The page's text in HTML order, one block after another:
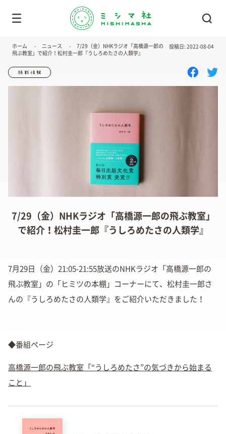
ホーム ニュース
7/29（金）NHKラジオ「高橋源一郎の
飛ぶ教室」で紹介！松村圭一郎『うしろめたさの人類学』
投稿日: 2022-08-04
7/29（金）NHKラジオ「高橋源一郎の飛ぶ教室」
で紹介！松村圭一郎『うしろめたさの人類学』
7月29日（金）21:05-21:55放送のNHKラジオ「高橋源一郎の
飛ぶ教室」の「ヒミツの本棚」コーナーにて、松村圭一郎さ
んの『うしろめたさの人類学』をご紹介いただきました！
◆番組ページ
高橋源一郎の飛ぶ教室「“うしろめたさ”の気づきから始まる
こと」